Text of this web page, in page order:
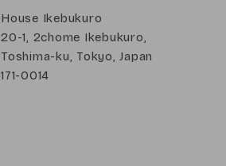
House Ikebukuro
20-1, 2chome Ikebukuro,
Toshima-ku, Tokyo, Japan
171-0014